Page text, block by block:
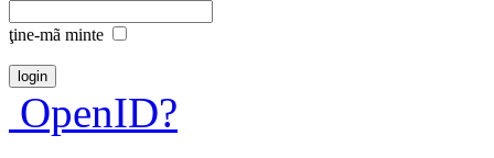
ţine-mã minte
OpenID?